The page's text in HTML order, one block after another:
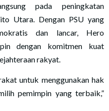
pada peningkatan
Utara. Dengan PSU yang
dan lancar, Hero
dengan komitmen kuat
rakyat.
untuk menggunakan hak
pemimpin yang terbaik,”